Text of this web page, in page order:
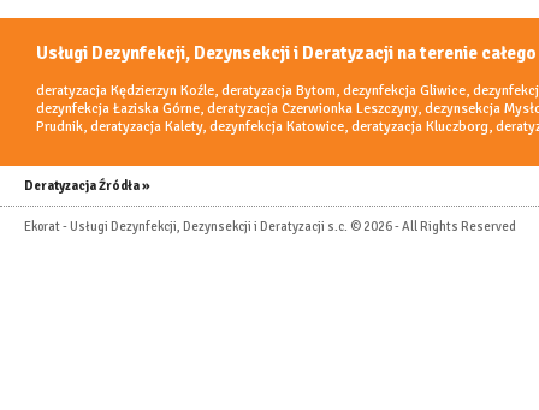
Usługi Dezynfekcji, Dezynsekcji i Deratyzacji na terenie
deratyzacja Kędzierzyn Koźle, deratyzacja Bytom, dezynfekcja Gliwice,
dezynfekcja Łaziska Górne, deratyzacja Czerwionka Leszczyny, dezynsekcja
Prudnik, deratyzacja Kalety, dezynfekcja Katowice, deratyzacja Kluczborg,
Deratyzacja Źródła »
Ekorat - Usługi Dezynfekcji, Dezynsekcji i Deratyzacji s.c. © 2026 - All Rights Reserved